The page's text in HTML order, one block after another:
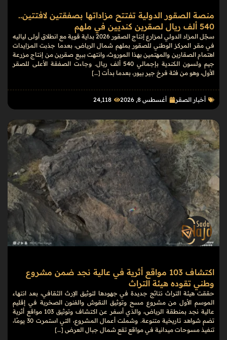
منصة الصقور الدولية تفتتح مزاداتها بصفقتين لافتتين..
540 ألف ريال لصقرين كنديين في ملهم
سجّل المزاد الدولي لمزارع إنتاج الصقور 2026 بداية قوية مع انطلاق أولى لياليه
في مقر المركز الوطني للصقور بملهم شمال الرياض، بعدما جذبت المزايدات
اهتمام الصقارين والمهتمين بهذا الموروث، وانتهت ببيع صقرين من إنتاج مزرعة
جيم ولسون الكندية بإجمالي 540 ألف ريال. وجاءت الصفقة الأعلى للصقر
الأول، وهو من فئة فرخ جير بيور، بعدما بدأت […]
أخبار الصقر أغسطس 8, 2026 24٬118
اكتشاف 103 مواقع أثرية في عالية نجد ضمن مشروع
وطني تقوده هيئة التراث
حققت هيئة التراث نتائج جديدة في جهودها لتوثيق الإرث الثقافي، بعد انتهاء
الموسم الأول من مشروع مسح وتوثيق النقوش والفنون الصخرية في إقليم
عالية نجد بمنطقة الرياض، والذي أسفر عن اكتشاف وتوثيق 103 مواقع أثرية
تضم شواهد تاريخية متنوعة. وشملت أعمال المشروع، التي استمرت 30 يومًا،
تنفيذ مسوحات ميدانية في مواقع تقع شمال جبال العرض […]